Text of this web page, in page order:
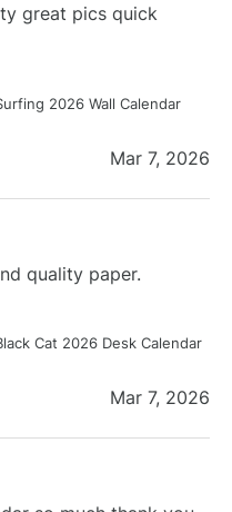
great pics quick
2026 Wall Calendar
Mar 7, 2026
quality paper.
Cat 2026 Desk Calendar
Mar 7, 2026